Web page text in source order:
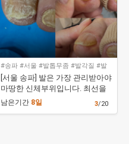
#송파 #서울 #발톱무좀 #발각질 #발
톱케어
[서울 송파] 발은 가장 관리받아야
마땅한 신체부위입니다. 최선을
다 해 관리해드릴게요. [푸스케어
남은기간 8일 3/20